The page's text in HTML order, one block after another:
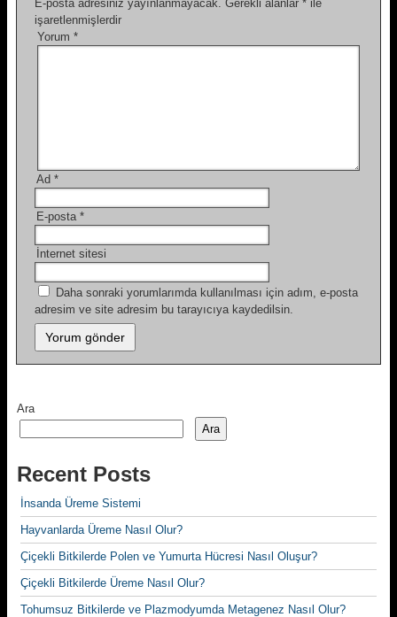
E-posta adresiniz yayınlanmayacak. Gerekli alanlar * ile
işaretlenmişlerdir
Yorum *
Ad *
E-posta *
İnternet sitesi
Daha sonraki yorumlarımda kullanılması için adım, e-posta
adresim ve site adresim bu tarayıcıya kaydedilsin.
Ara
Ara
Recent Posts
İnsanda Üreme Sistemi
Hayvanlarda Üreme Nasıl Olur?
Çiçekli Bitkilerde Polen ve Yumurta Hücresi Nasıl Oluşur?
Çiçekli Bitkilerde Üreme Nasıl Olur?
Tohumsuz Bitkilerde ve Plazmodyumda Metagenez Nasıl Olur?